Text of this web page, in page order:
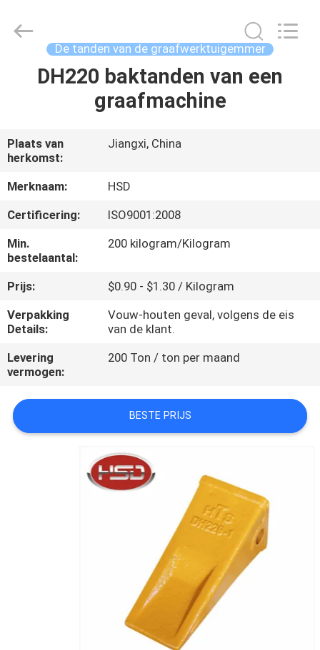
HUIS
ONGEVEER
ONS
FABRIEKSREIS
KWALITEITSCONTROLE
CONTACTEER
ONS
VERZOEK
OM
Machinery
Spare
De tanden van de graafwerktuigemmer
DH220 baktanden van een
graafmachine
Plaats van
herkomst:
Jiangxi, China
Merknaam:
HSD
Certificering:
ISO9001:2008
Min.
bestelaantal:
200 kilogram/Kilogram
Prijs:
$0.90 - $1.30 / Kilogram
Verpakking
Details:
Vouw-houten geval, volgens de eis
van de klant.
Levering
vermogen:
200 Ton / ton per maand
BESTE PRIJS